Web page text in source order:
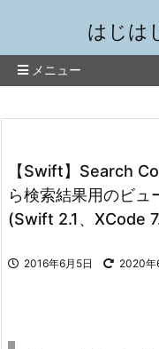
はじは
メニュー
【Swift】Search
ら検索結果用のビュ
(Swift 2.1、XCode
2016年6月5日 2020年